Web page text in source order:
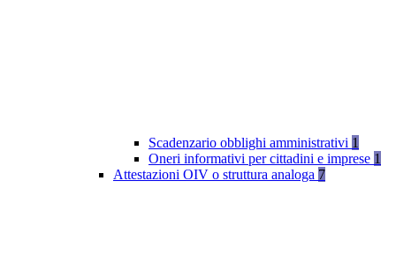
Scadenzario obblighi amministrativi 1
Oneri informativi per cittadini e imprese 1
Attestazioni OIV o struttura analoga 7